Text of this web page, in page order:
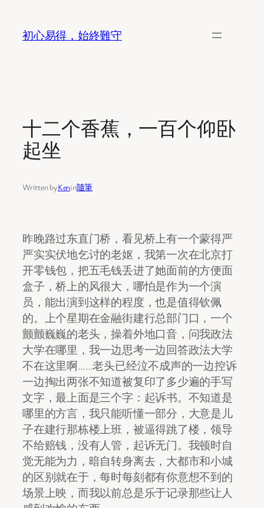
content
初心易得，始終難守
十二个香蕉，一百个仰卧
起坐
Written byKenin隨筆
昨晚路过东直门桥，看见桥上有一个蒙得严
严实实伏地乞讨的老妪，我第一次在北京打
开零钱包，把五毛钱丢进了她面前的方便面
盒子，桥上的风很大，哪怕是作为一个演
员，能出演到这样的程度，也是值得钦佩
的。上个星期在金融街建行总部门口，一个
颤颤巍巍的老头，操着外地口音，问我政法
大学在哪里，我一边思考一边回答政法大学
不在这里啊……老头已经泣不成声的一边控诉
一边掏出两张不知道被复印了多少遍的手写
文字，最上面是三个字：起诉书。不知道是
哪里的方言，我只能听懂一部分，大意是儿
子在建行那栋楼上班，被逼得跳了楼，领导
不给赔钱，没有人管，起诉无门。我顿时自
觉无能为力，暗自转身离去，大都市和小城
的区别就在于，每时每刻都有你意想不到的
场景上映，而我以前总是乐于记录那些让人